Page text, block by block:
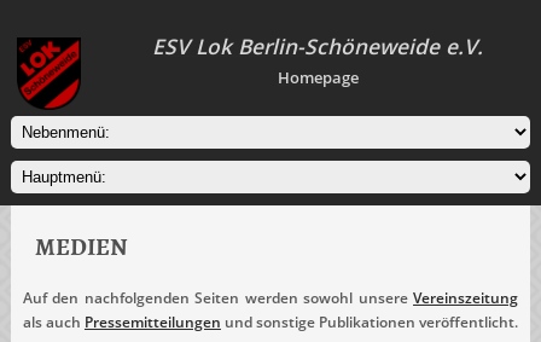
ESV Lok Berlin-Schöneweide e.V.
Homepage
MEDIEN
Auf den nachfolgenden Seiten werden sowohl unsereVereinszeitung
als auch Pressemitteilungen und sonstige Publikationen veröffentlicht.